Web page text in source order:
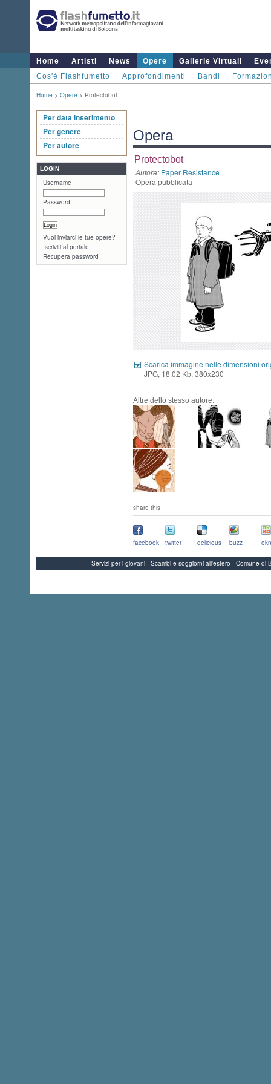
Home Artisti News Opere Gallerie Virtuali
Cos'è Flashfumetto
Approfondimenti Bandi
Home > Opere > Protectobot
Per data inserimento
Per genere
Per autore
LOGIN
Username
Password
Vuoi inviarci le tue opere?
Iscriviti al portale.
Recupera password
Opera
Protectobot
Autore: Paper Resistance
Opera pubblicata
Scarica immagine nelle dimensioni
JPG, 18.02 Kb, 380x230
Altre dello stesso autore:
share this
facebook twitter delicious buzz
Servizi per i giovani - Scambi e soggiorni all'estero - Comune